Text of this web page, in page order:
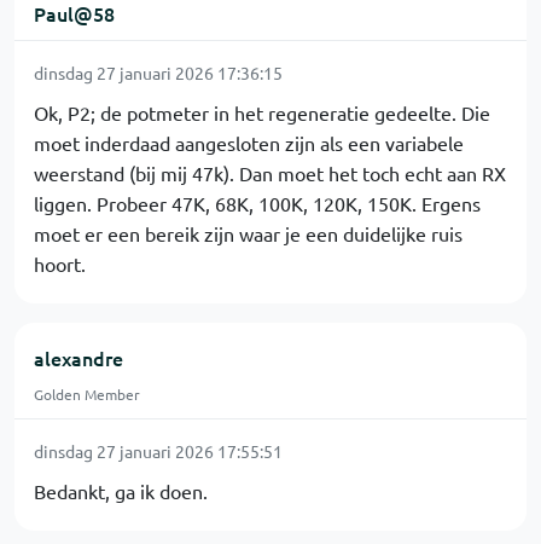
Paul@58
dinsdag 27 januari 2026 17:36:15
Ok, P2; de potmeter in het regeneratie gedeelte. Die
moet inderdaad aangesloten zijn als een variabele
weerstand (bij mij 47k). Dan moet het toch echt aan RX
liggen. Probeer 47K, 68K, 100K, 120K, 150K. Ergens
moet er een bereik zijn waar je een duidelijke ruis
hoort.
alexandre
Golden Member
dinsdag 27 januari 2026 17:55:51
Bedankt, ga ik doen.